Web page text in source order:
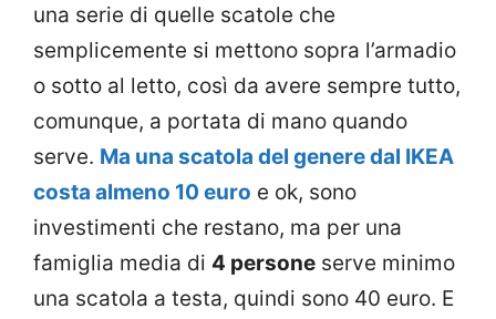
una serie di quelle scatole che
semplicemente si mettono sopra l’armadio
o sotto al letto, così da avere sempre tutto,
comunque, a portata di mano quando
serve. Ma una scatola del genere dal IKEA
costa almeno 10 euro e ok, sono
investimenti che restano, ma per una
famiglia media di 4 persone serve minimo
una scatola a testa, quindi sono 40 euro. E